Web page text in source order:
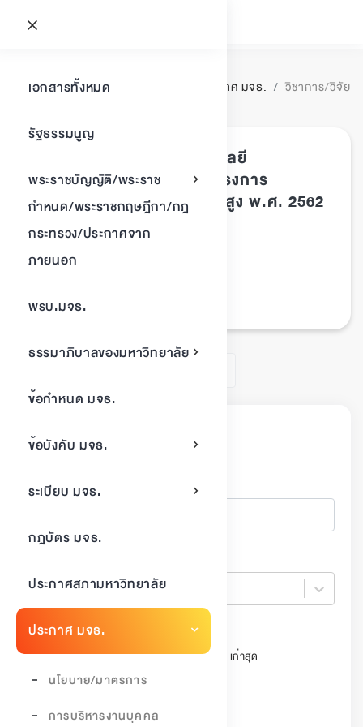
เอกสารทั้งหมด
รัฐธรรมนูญ
พระราชบัญญัติ/พระราช
กำหนด/พระราชกฤษฎีกา/กฎ
กระทรวง/ประกาศจาก
ภายนอก
พรบ.มจธ.
ธรรมาภิบาลของมหาวิทยาลัย
ข้อกำหนด มจธ.
ข้อบังคับ มจธ.
ระเบียบ มจธ.
กฎบัตร มจธ.
ประกาศสภามหาวิทยาลัย
ประกาศ มจธ.
นโยบาย/มาตรการ
การบริหารงานบุคคล
วิชาการ/วิจัย ประกาศ มจธ. วิชาการ/วิจัย
ประกาศมหาวิทยาลัยเทคโนโลยี
พระจอมเกล้าธนบุรี เรื่อง โครงการ
สนับสนุนหน่วยวิจัยคุณภาพสูง พ.ศ. 2562
ประเภทเอกสาร : ประกาศ มจธ.
หมวดหมู่เอกสาร :
วันที่ประกาศ :
Tags : ประกาศ, วิจัย, ทุนสนับสนุน
ค้นหา
ปี
เรียงลำดับ
วันที่ประกาศ ใหม่สุด
วันที่ประกาศ เก่าสุด
สถานะ
ใช้งานปัจจุบัน
ยกเลิก